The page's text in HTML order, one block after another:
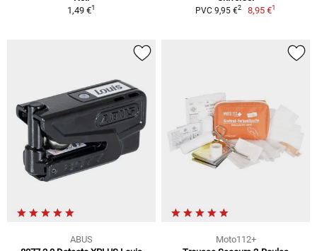
1,49 €1 PVC 9,95 €2 8,95 €1
ABUS
Moto112+